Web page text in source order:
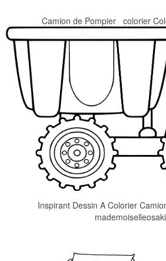
Camion de Pompier colorier
Inspirant Dessin A Colorier
mademoiselleosaki